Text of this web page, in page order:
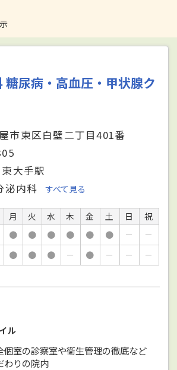
糖尿病・高血圧・甲状腺ク
市東区白壁二丁目401番
大手駅
泌内科 すべて見る
月 火 水 木 金 土 日
祝
● ● ● ● ● ● －
－
● ● ● － ● － － －
ル
個室の診察室や衛生管理の徹底など
わりの院内